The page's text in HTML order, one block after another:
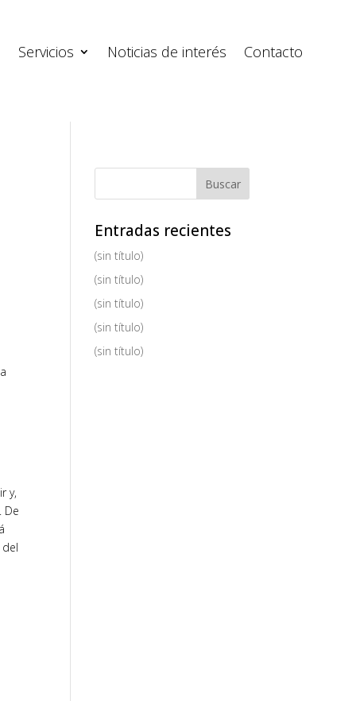
Servicios Noticias de interés Contacto
y,
De
Entradas recientes
(sin título)
(sin título)
(sin título)
(sin título)
(sin título)